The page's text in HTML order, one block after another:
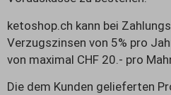
ketoshop.ch kann bei
Verzugszinsen von 5% pro
von maximal CHF 20.- pro
Die dem Kunden gelieferten